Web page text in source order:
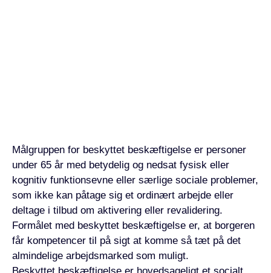
Målgruppen for beskyttet beskæftigelse er personer
under 65 år med betydelig og nedsat fysisk eller
kognitiv funktionsevne eller særlige sociale problemer,
som ikke kan påtage sig et ordinært arbejde eller
deltage i tilbud om aktivering eller revalidering.
Formålet med beskyttet beskæftigelse er, at borgeren
får kompetencer til på sigt at komme så tæt på det
almindelige arbejdsmarked som muligt.
Beskyttet beskæftigelse er hovedsageligt et socialt